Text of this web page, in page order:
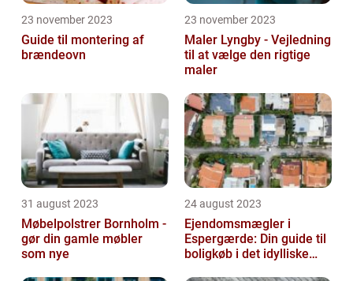
23 november 2023
Guide til montering af
brændeovn
23 november 2023
Maler Lyngby - Vejledning
til at vælge den rigtige
maler
31 august 2023
Møbelpolstrer Bornholm -
gør din gamle møbler
som nye
24 august 2023
Ejendomsmægler i
Espergærde: Din guide til
boligkøb i det idylliske